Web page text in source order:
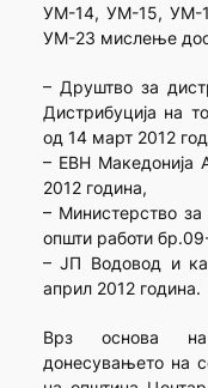
УМ-14, УМ-15, УМ-
УМ-23 мислење
– Друштво за
Дистрибуција на
од 14 март 2012
– ЕВН Македонија
2012 година,
– Министерство
општи работи
– ЈП Водовод и
април 2012 година.
Врз основа на
донесувањето на